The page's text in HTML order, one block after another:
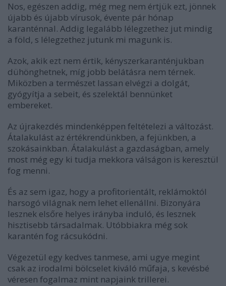
Nos, egészen addig, még meg nem értjük ezt, jönnek
újabb és újabb vírusok, évente pár hónap
karanténnal. Addig legalább lélegzethez jut mindig
a föld, s lélegzethez jutunk mi magunk is.
Azok, akik ezt nem értik, kényszerkaranténjukban
dühönghetnek, míg jobb belátásra nem térnek.
Miközben a természet lassan elvégzi a dolgát,
gyógyítja a sebeit, és szelektál bennünket
embereket.
Az újrakezdés mindenképpen feltételezi a változást.
Átalakulást az értékrendünkben, a fejünkben, a
szokásainkban. Átalakulást a gazdaságban, amely
most még egy ki tudja mekkora válságon is keresztül
fog menni.
És az sem igaz, hogy a profitorientált, reklámoktól
harsogó világnak nem lehet ellenállni. Bizonyára
lesznek elsőre helyes irányba induló, és lesznek
hisztisebb társadalmak. Utóbbiakra még sok
karantén fog rácsukódni.
Végezetül egy kedves tanmese, ami ugye megint
csak az irodalmi bölcselet kiváló műfaja, s kevésbé
véresen fogalmaz mint napjaink trillerei.